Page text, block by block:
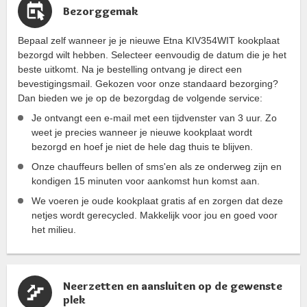
Bezorggemak
Bepaal zelf wanneer je je nieuwe Etna KIV354WIT kookplaat
bezorgd wilt hebben. Selecteer eenvoudig de datum die je het
beste uitkomt. Na je bestelling ontvang je direct een
bevestigingsmail. Gekozen voor onze standaard bezorging?
Dan bieden we je op de bezorgdag de volgende service:
Je ontvangt een e-mail met een tijdvenster van 3 uur. Zo
weet je precies wanneer je nieuwe kookplaat wordt
bezorgd en hoef je niet de hele dag thuis te blijven.
Onze chauffeurs bellen of sms'en als ze onderweg zijn en
kondigen 15 minuten voor aankomst hun komst aan.
We voeren je oude kookplaat gratis af en zorgen dat deze
netjes wordt gerecycled. Makkelijk voor jou en goed voor
het milieu.
Neerzetten en aansluiten op de gewenste
plek